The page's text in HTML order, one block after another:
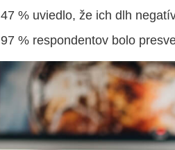
47 % uviedlo, že ich dlh
97 % respondentov bolo